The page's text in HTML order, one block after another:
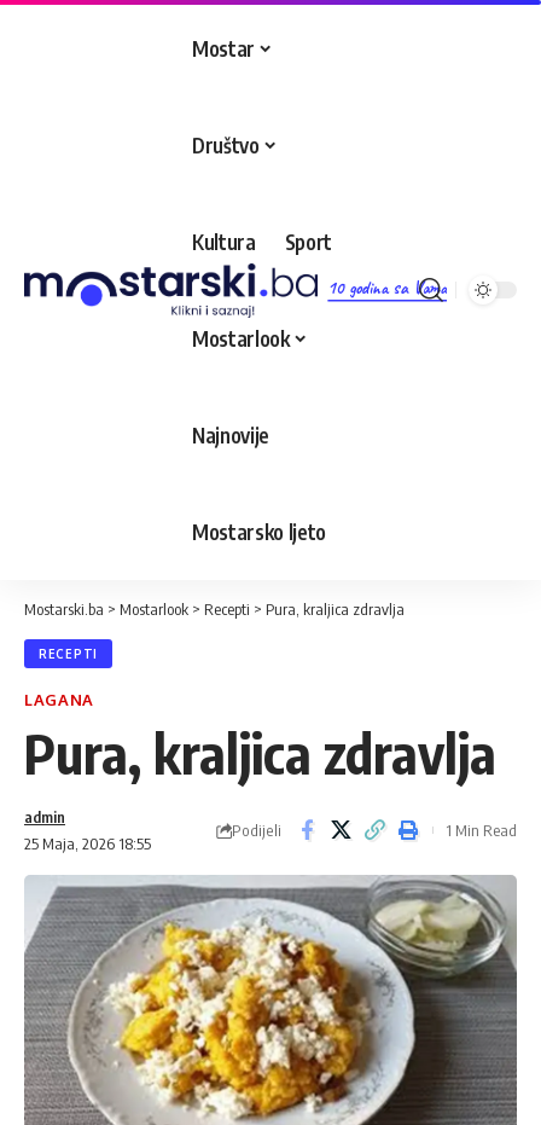
10 godina sa Vama
Mostar
Društvo
Kultura Sport
Mostarlook
Najnovije
Mostarsko ljeto
Mostarski.ba > Mostarlook > Recepti > Pura, kraljica zdravlja
RECEPTI
LAGANA
Pura, kraljica zdravlja
25 Maja, 2026 18:55
admin
Podijeli 1 Min Read